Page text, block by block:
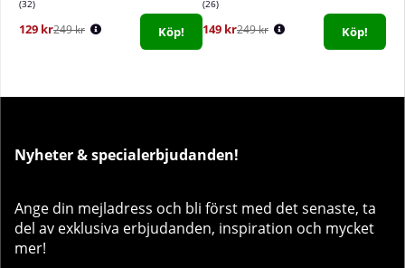
32
129 kr249 kr Köp!
26
149 kr249 kr Köp!
Nyheter & specialerbjudanden!
Ange din mejladress och bli först med det senaste, ta
del av exklusiva erbjudanden, inspiration och mycket
mer!